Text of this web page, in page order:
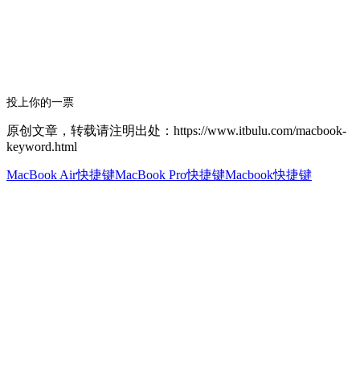
投上你的一票
原创文章，转载请注明出处：https://www.itbulu.com/macbook-
keyword.html
MacBook Air快捷键MacBook Pro快捷键Macbook快捷键